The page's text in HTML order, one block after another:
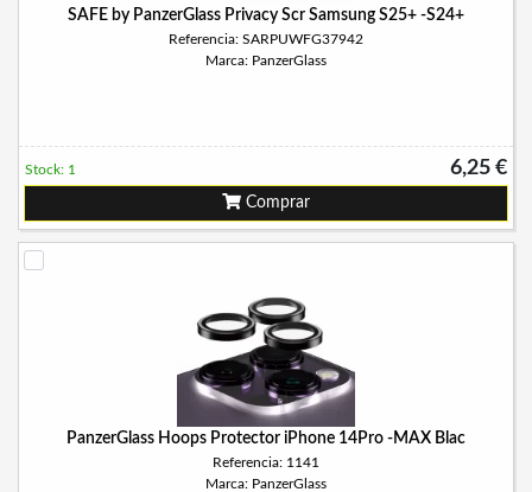
SAFE by PanzerGlass Privacy Scr Samsung S25+ -S24+
Referencia: SARPUWFG37942
Marca: PanzerGlass
6,25 €
Stock: 1
Comprar
PanzerGlass Hoops Protector iPhone 14Pro -MAX Blac
Referencia: 1141
Marca: PanzerGlass